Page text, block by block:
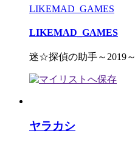
LIKEMAD_GAMES
LIKEMAD_GAMES
迷☆探偵の助手～2019～
ヤラカシ